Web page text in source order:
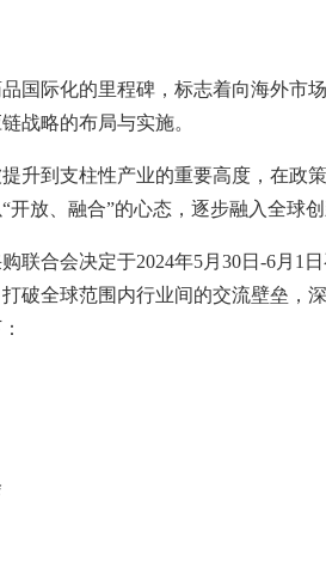
国际化的里程碑，标志着向海外市
战略的布局与实施。
升到支柱性产业的重要高度，在政
开放、融合”的心态，逐步融入全球
联合会决定于2024年5月30日-6月1
破全球范围内行业间的交流壁垒，